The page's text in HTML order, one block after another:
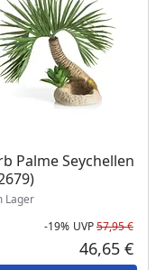
Palme Seychellen
am Lager
Lager
-19% UVP57,95 €
46,65 €